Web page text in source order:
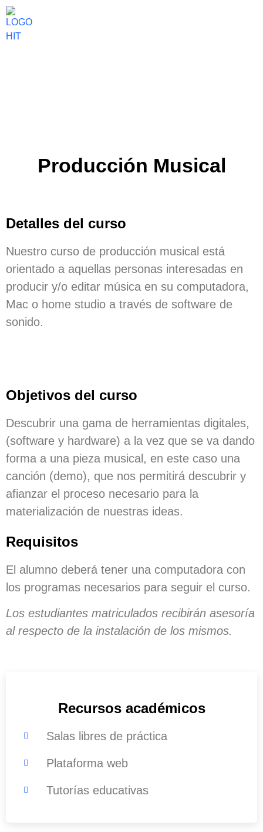
Producción Musical
Detalles del curso
Nuestro curso de producción musical está
orientado a aquellas personas interesadas en
producir y/o editar música en su computadora,
Mac o home studio a través de software de
sonido.
Objetivos del curso
Descubrir una gama de herramientas digitales,
(software y hardware) a la vez que se va dando
forma a una pieza musical, en este caso una
canción (demo), que nos permitirá descubrir y
afianzar el proceso necesario para la
materialización de nuestras ideas.
Requisitos
El alumno deberá tener una computadora con
los programas necesarios para seguir el curso.
Los estudiantes matriculados recibirán asesoría
al respecto de la instalación de los mismos.
Recursos académicos
Salas libres de práctica
Plataforma web
Tutorías educativas